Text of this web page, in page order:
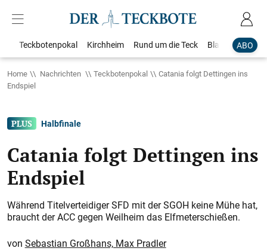
ABO
Teckbotenpokal Kirchheim Rund um die Teck Blaulicht
Home Nachrichten Teckbotenpokal
Catania folgt Dettingen ins
Endspiel
Halbfinale
Catania folgt Dettingen ins
Endspiel
Während Titelverteidiger SFD mit der SGOH keine Mühe hat,
braucht der ACC gegen Weilheim das Elfmeterschießen.
Sebastian Großhans, Max Pradler